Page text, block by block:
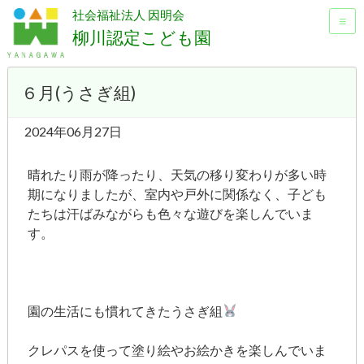
≡
社会福祉法人 因明会
柳川認定こども園
６月(うさぎ組)
2024年06月27日
晴れたり雨が降ったり、天気の移り変わりが多い時
期になりましたが、室内や戸外に関係なく、子ども
たちは汗ばみながらも色々な遊びを楽しんでいま
す。
園の生活にも慣れてきたうさぎ組
クレパスを使って塗り絵やお絵かきを楽しんでいま